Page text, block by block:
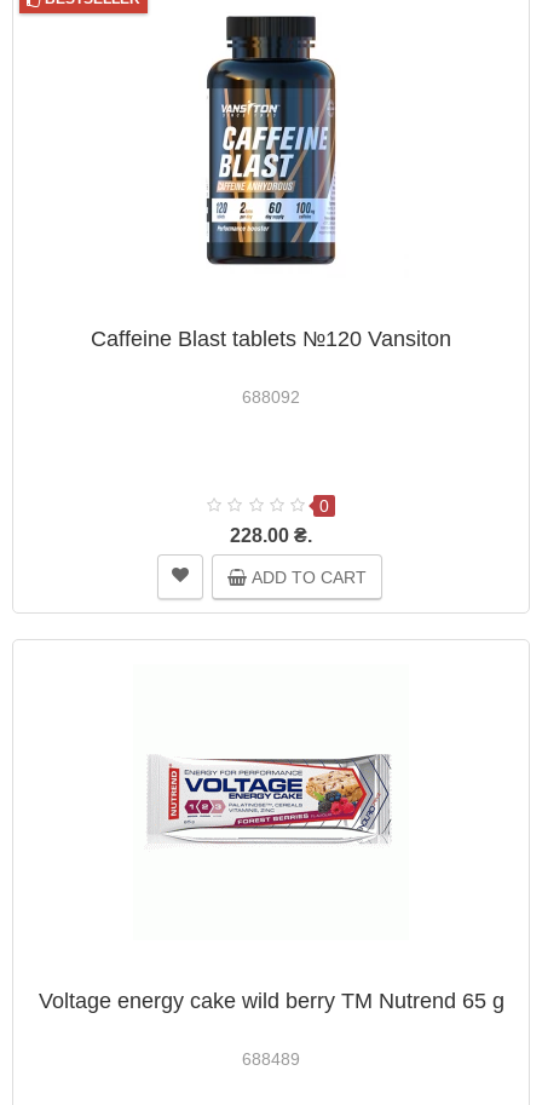
Caffeine Blast tablets №120 Vansiton
688092
0
228.00 ₴.
ADD TO CART
Voltage energy cake wild berry TM Nutrend 65 g
688489